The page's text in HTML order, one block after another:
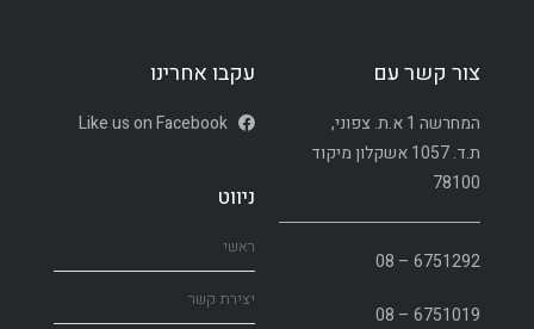
צור קשר עם
המחרשה 1 א.ת. צפוני,
ת.ד. 1057 אשקלון מיקוד
78100
6751292 – 08
6751019 – 08
עקבו אחרינו
Like us on Facebook
ניווט
ראשי
יצירת קשר